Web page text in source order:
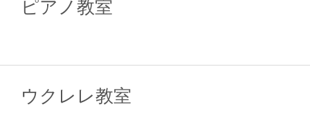
ピアノ教室
ウクレレ教室